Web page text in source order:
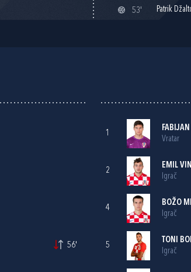
53'
Patrik
56'
1
Vratar
2
EMIL
Igrač
4
BOŽO
Igrač
5
TONI
Igrač